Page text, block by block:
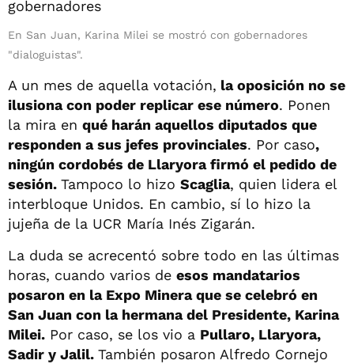
En San Juan, Karina Milei se mostró con gobernadores
"dialoguistas".
A un mes de aquella votación, la oposición no se
ilusiona con poder replicar ese número. Ponen
la mira en qué harán aquellos diputados que
responden a sus jefes provinciales. Por caso,
ningún cordobés de Llaryora firmó el pedido de
sesión. Tampoco lo hizo Scaglia, quien lidera el
interbloque Unidos. En cambio, sí lo hizo la
jujeña de la UCR María Inés Zigarán.
La duda se acrecentó sobre todo en las últimas
horas, cuando varios de esos mandatarios
posaron en la Expo Minera que se celebró en
San Juan con la hermana del Presidente, Karina
Milei. Por caso, se los vio a Pullaro, Llaryora,
Sadir y Jalil. También posaron Alfredo Cornejo